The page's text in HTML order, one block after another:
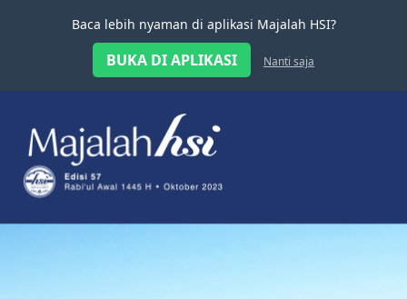
Baca lebih nyaman di aplikasi Majalah HSI?
BUKA DI APLIKASI Nanti saja